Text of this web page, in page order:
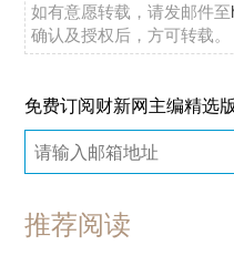
如有意愿转载，请发邮件至
确认及授权后，方可转载。
免费订阅财新网主编精选
推荐阅读